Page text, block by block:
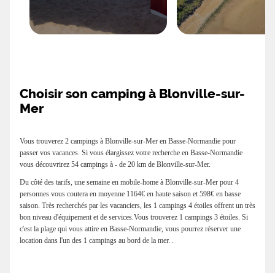
Choisir son camping à Blonville-sur-
Mer
Vous trouverez 2 campings à Blonville-sur-Mer en Basse-Normandie pour
passer vos vacances. Si vous élargissez votre recherche en Basse-Normandie
vous découvrirez 54 campings à - de 20 km de Blonville-sur-Mer.
Du côté des tarifs, une semaine en mobile-home à Blonville-sur-Mer pour 4
personnes vous coutera en moyenne 1164€ en haute saison et 598€ en basse
saison. Très recherchés par les vacanciers, les 1 campings 4 étoiles offrent un très
bon niveau d'équipement et de services.Vous trouverez 1 campings 3 étoiles. Si
c'est la plage qui vous attire en Basse-Normandie, vous pourrez réserver une
location dans l'un des 1 campings au bord de la mer. .